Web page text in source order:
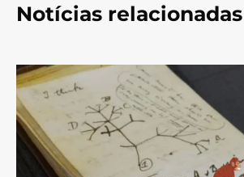
Notícias relacionadas